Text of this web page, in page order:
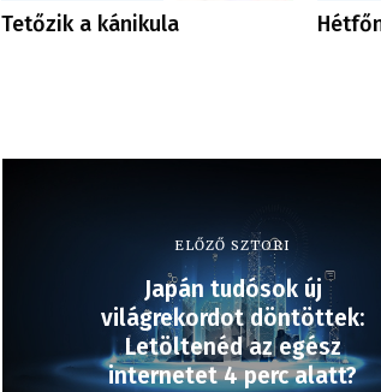
Tetőzik a kánikula
ELŐZŐ SZTORI
Japán tudósok új
világrekordot döntöttek:
Letöltenéd az egész
internetet 4 perc alatt?